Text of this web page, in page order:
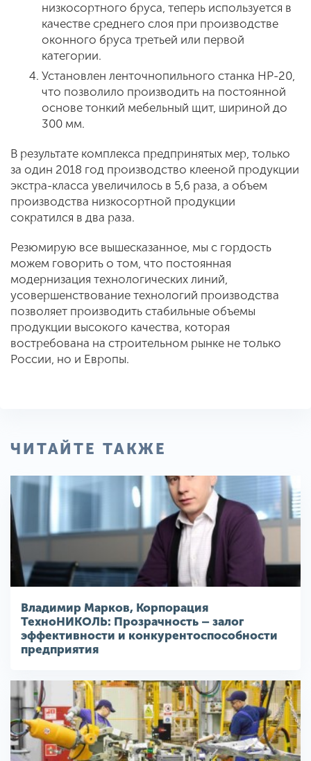
низкосортного бруса, теперь используется в
качестве среднего слоя при производстве
оконного бруса третьей или первой
категории.
Установлен ленточнопильного станка НР-20,
что позволило производить на постоянной
основе тонкий мебельный щит, шириной до
300 мм.
В результате комплекса предпринятых мер, только
за один 2018 год производство клееной продукции
экстра-класса увеличилось в 5,6 раза, а объем
производства низкосортной продукции
сократился в два раза.
Резюмирую все вышесказанное, мы с гордость
можем говорить о том, что постоянная
модернизация технологических линий,
усовершенствование технологий производства
позволяет производить стабильные объемы
продукции высокого качества, которая
востребована на строительном рынке не только
России, но и Европы.
ЧИТАЙТЕ ТАКЖЕ
Владимир Марков, Корпорация
ТехноНИКОЛЬ: Прозрачность – залог
эффективности и конкурентоспособности
предприятия